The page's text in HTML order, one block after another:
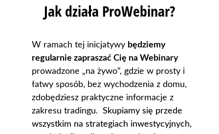
Jak działa ProWebinar?
W ramach tej inicjatywy będziemy
regularnie zapraszać Cię na Webinary
prowadzone „na żywo”, gdzie w prosty i
łatwy sposób, bez wychodzenia z domu,
zdobędziesz praktyczne informacje z
zakresu tradingu. Skupiamy się przede
wszystkim na strategiach inwestycyjnych,